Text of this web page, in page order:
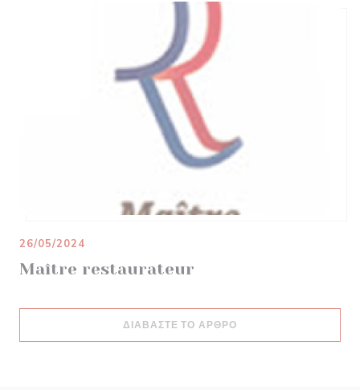
Maître restaurateur
26/05/2024
ΔΙΑΒΆΣΤΕ ΤΟ ΆΡΘΡΟ